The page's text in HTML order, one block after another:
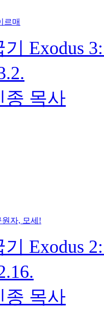
르매
Exodus
종 목사
자, 모세!
Exodus
종 목사